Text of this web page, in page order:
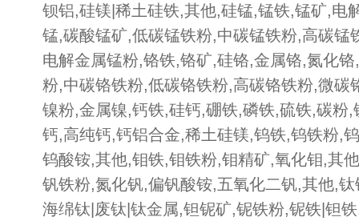
钡铝,硅镁|稀土硅铁,其他,硅锰,锰铁,锰矿,电
锰,碳酸锰矿,低碳锰铁粉,中碳锰铁粉,高碳锰
电解金属锰粉,铬铁,铬矿,硅铬,金属铬,氮化
粉,中碳铬铁粉,低碳铬铁粉,高碳铬铁粉,微碳
镍粉,金属镍,钙铁,硅钙,硼铁,磷铁,硫铁,碳粉,
钙,高纯钙,钙铝合金,稀土硅镁,钨铁,钨铁粉,
钨酸铵,其他,钼铁,钼铁粉,钼精矿,氧化钼,其
钒铁粉,氮化钒,偏钒酸铵,五氧化二钒,其他,
海绵钛|废钛|钛金属,钽铌矿,铌铁粉,铌铁|钽